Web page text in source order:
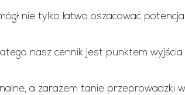
nie tylko łatwo oszacować
nasz cennik jest punktem
a zarazem tanie przeprowadzki